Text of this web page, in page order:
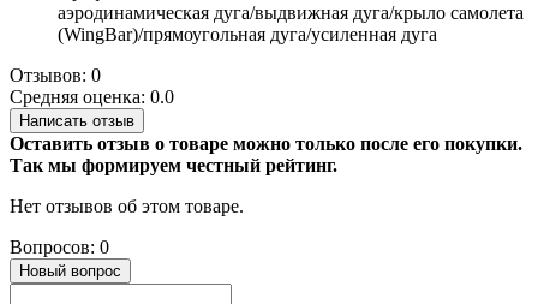
аэродинамическая дуга/выдвижная дуга/крыло самолета
(WingBar)/прямоугольная дуга/усиленная дуга
Отзывов: 0
Средняя оценка: 0.0
Написать отзыв
Оставить отзыв о товаре можно только после его покупки.
Так мы формируем честный рейтинг.
Нет отзывов об этом товаре.
Вопросов: 0
Новый вопрос